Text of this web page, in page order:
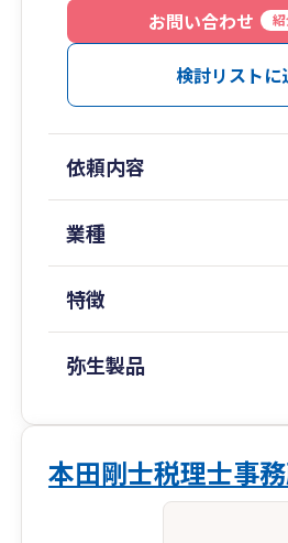
お問い合わせ
検討リストに
依頼内容
業種
特徴
弥生製品
本田剛士税理士事